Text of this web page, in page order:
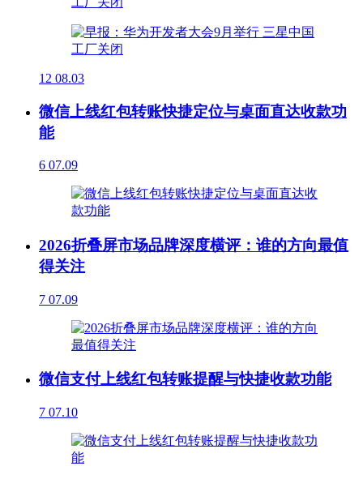
12 08.03
微信上线红包转账快捷定位与桌面直达收款功
能
6 07.09
2026折叠屏市场品牌深度横评：谁的方向最值
得关注
7 07.09
微信支付上线红包转账提醒与快捷收款功能
7 07.10